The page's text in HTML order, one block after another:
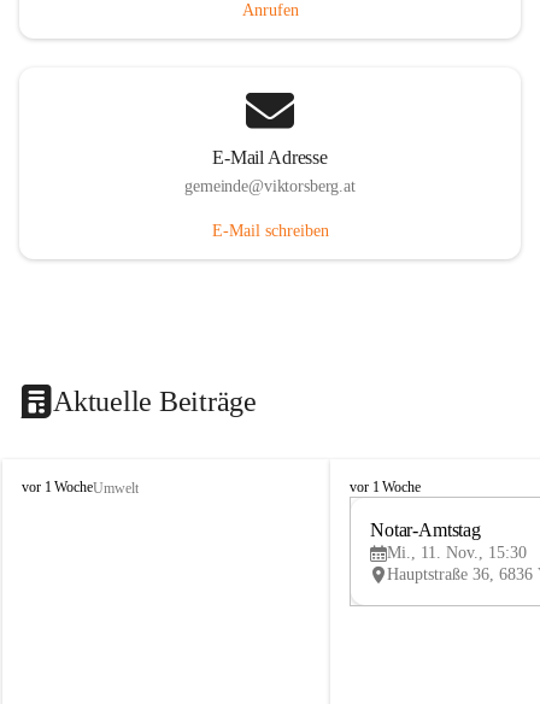
Anrufen
E-Mail Adresse
gemeinde@viktorsberg.at
E-Mail schreiben
Aktuelle Beiträge
V
vor 1 WocheUmwelt
V
vor 1 Woche
Notar-Amtstag
Mi., 11. Nov., 15:30